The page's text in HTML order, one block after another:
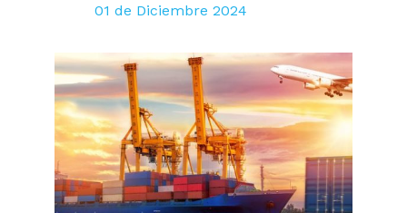
01 de Diciembre 2024